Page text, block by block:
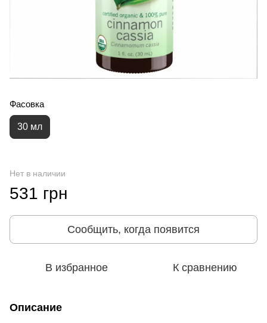
Фасовка
30 мл
Нет в наличии
531 грн
Сообщить, когда появится
В избранное К сравнению
Описание